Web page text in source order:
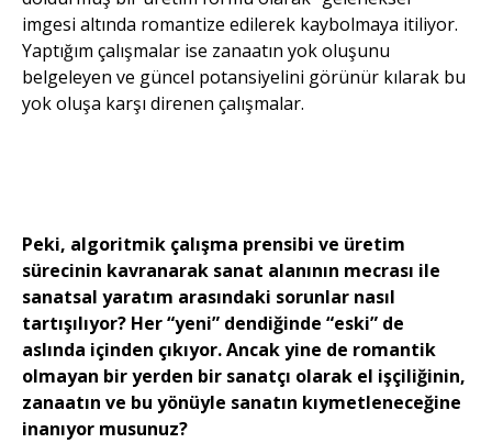
imgesi altında romantize edilerek kaybolmaya itiliyor.
Yaptığım çalışmalar ise zanaatın yok oluşunu
belgeleyen ve güncel potansiyelini görünür kılarak bu
yok oluşa karşı direnen çalışmalar.
Peki, algoritmik çalışma prensibi ve üretim
sürecinin kavranarak sanat alanının mecrası ile
sanatsal yaratım arasındaki sorunlar nasıl
tartışılıyor? Her “yeni” dendiğinde “eski” de
aslında içinden çıkıyor. Ancak yine de romantik
olmayan bir yerden bir sanatçı olarak el işçiliğinin,
zanaatın ve bu yönüyle sanatın kıymetleneceğine
inanıyor musunuz?